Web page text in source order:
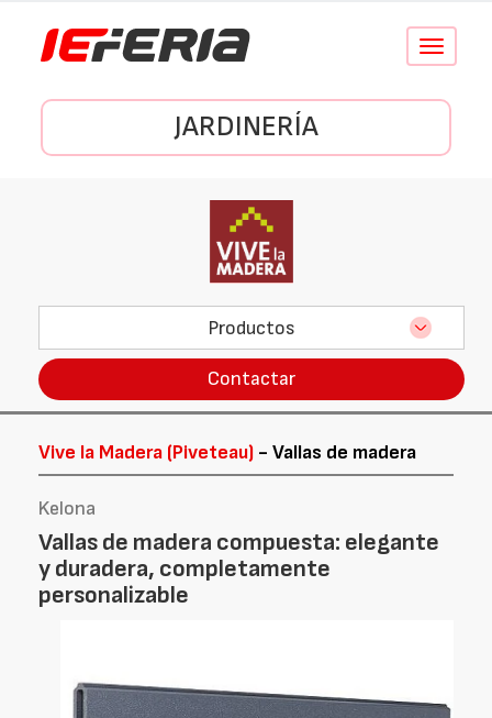
Conmutar
JARDINERÍA
Productos
Contactar
Vive la Madera (Piveteau) - Vallas de madera
Kelona
Vallas de madera compuesta: elegante
y duradera, completamente
personalizable